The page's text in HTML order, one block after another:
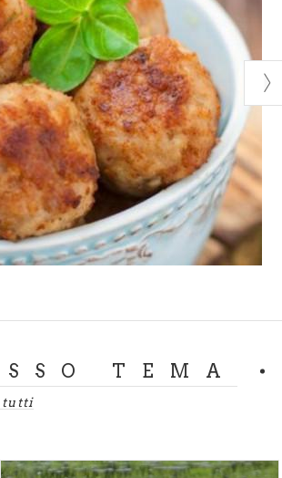
mancare infine quelli di pesce… di
sicuramente interessante, che troviamo
di cavedano, pesce di lago dal sapore
però: se volete cimentarvi
cura, è un pesce ambito da gustare, ma
TEMA
tutti